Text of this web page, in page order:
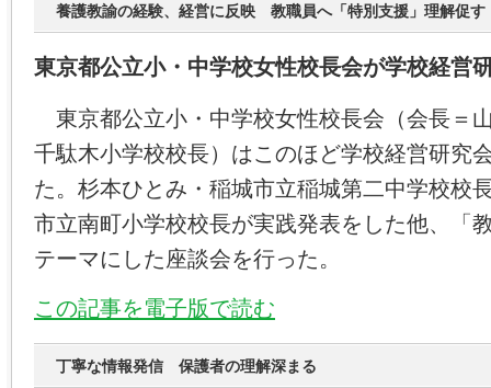
養護教諭の経験、経営に反映 教職員へ「特別支援」理解促す
東京都公立小・中学校女性校長会が学校経営
東京都公立小・中学校女性校長会（会長＝
千駄木小学校校長）はこのほど学校経営研究
た。杉本ひとみ・稲城市立稲城第二中学校校
市立南町小学校校長が実践発表をした他、「
テーマにした座談会を行った。
この記事を電子版で読む
丁寧な情報発信 保護者の理解深まる